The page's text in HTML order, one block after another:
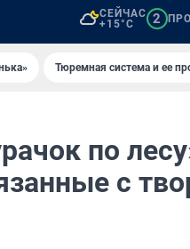
СЕЙЧАС
+15°C
2
Тюремная система и ее
по
с